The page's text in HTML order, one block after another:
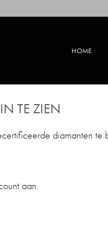
HOME
TE ZIEN
diamanten te
aan.